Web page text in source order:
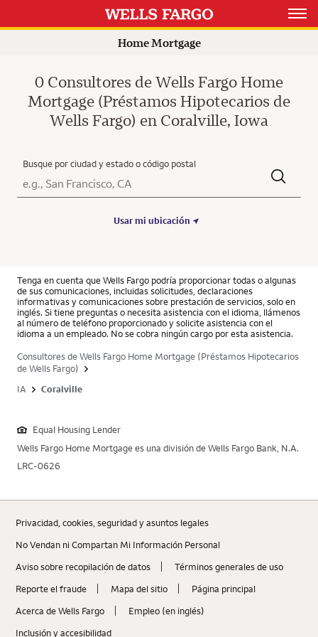
Open
Home Mortgage
0 Consultores de Wells Fargo Home
Mortgage (Préstamos Hipotecarios de
Wells Fargo) en Coralville, Iowa
Busque por ciudad y estado o código postal
Ciudad, Estado/Provincia, Código postal o Ciudad y País
Submit a search.
Usar mi ubicación
Tenga en cuenta que Wells Fargo podría proporcionar todas o algunas
de sus comunicaciones, incluidas solicitudes, declaraciones
informativas y comunicaciones sobre prestación de servicios, solo en
inglés. Si tiene preguntas o necesita asistencia con el idioma, llámenos
al número de teléfono proporcionado y solicite asistencia con el
idioma a un empleado. No se cobra ningún cargo por esta asistencia.
Consultores de Wells Fargo Home Mortgage (Préstamos Hipotecarios
de Wells Fargo)
IA
Coralville
Equal Housing Lender
Wells Fargo Home Mortgage es una división de Wells Fargo Bank, N.A.
LRC-0626
Privacidad, cookies, seguridad y asuntos legales
No Vendan ni Compartan Mi Información Personal
Aviso sobre recopilaciؚón de datos
Términos generales de uso
Reporte el fraude
Mapa del sitio
Página principal
Acerca de Wells Fargo
Empleo (en inglés)
Inclusión y accesibilidad